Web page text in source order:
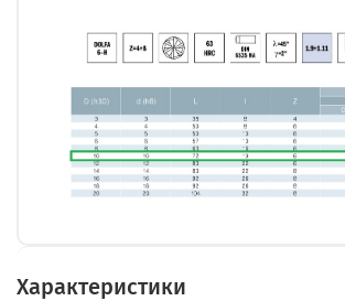
Характеристики